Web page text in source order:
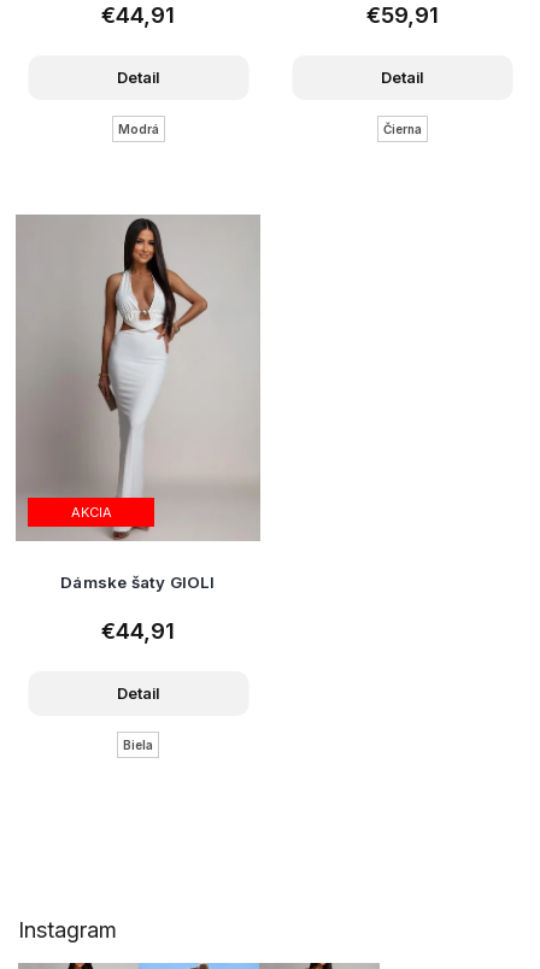
€44,91
Detail
Modrá
€59,91
Detail
Čierna
AKCIA
Dámske šaty GIOLI
€44,91
Detail
Biela
Instagram